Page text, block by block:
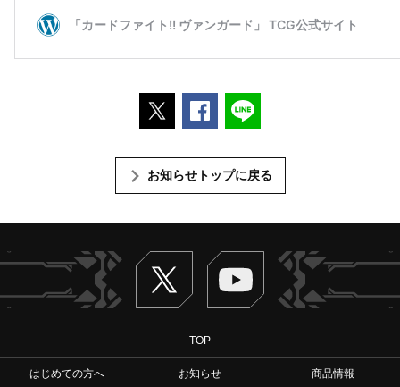
ポストするFacebookでシェアする
お知らせトップに戻る
Twitter ヴァンガードch
TOP
はじめての方へ お知らせ
商品情報